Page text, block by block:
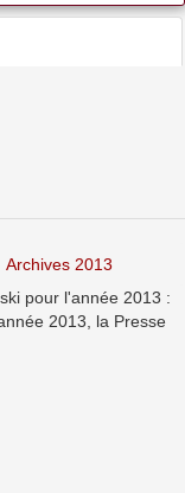
Archives 2013
pour l'année 2013 :
2013, la Presse